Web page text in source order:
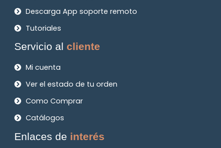
Descarga App soporte remoto
Tutoriales
Servicio alcliente
Mi cuenta
Ver el estado de tu orden
Como Comprar
Catálogos
Enlaces de interés